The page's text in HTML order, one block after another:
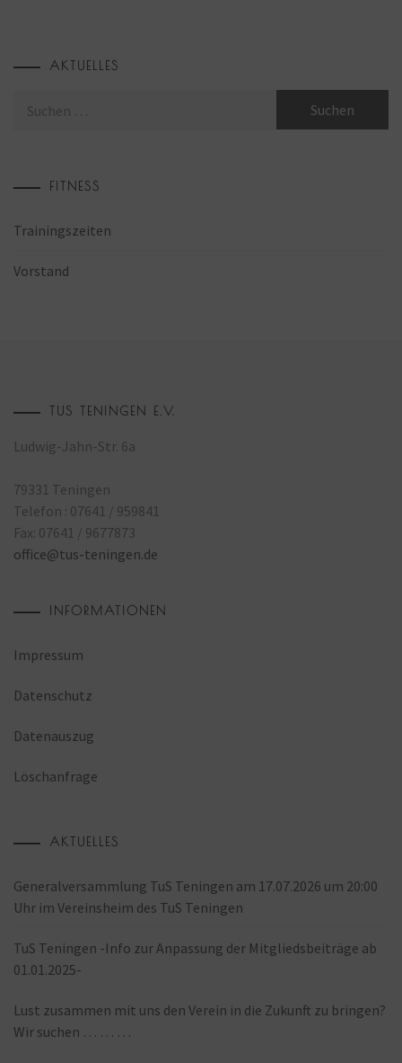
AKTUELLES
FITNESS
Trainingszeiten
Vorstand
TUS TENINGEN E.V.
Ludwig-Jahn-Str. 6a
79331 Teningen
Telefon : 07641 / 959841
Fax: 07641 / 9677873
office@tus-teningen.de
INFORMATIONEN
Impressum
Datenschutz
Datenauszug
Löschanfrage
AKTUELLES
Generalversammlung TuS Teningen am 17.07.2026 um 20:00
Uhr im Vereinsheim des TuS Teningen
TuS Teningen -Info zur Anpassung der Mitgliedsbeiträge ab
01.01.2025-
Lust zusammen mit uns den Verein in die Zukunft zu bringen?
Wir suchen … … …